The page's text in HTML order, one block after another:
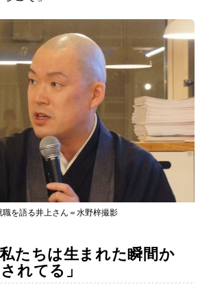
を語る井上さん＝水野梓撮影
たちは生まれた瞬間か
れてる」